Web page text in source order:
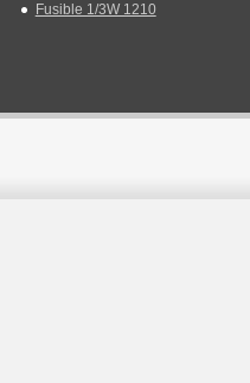
Fusible 1/3W 1210